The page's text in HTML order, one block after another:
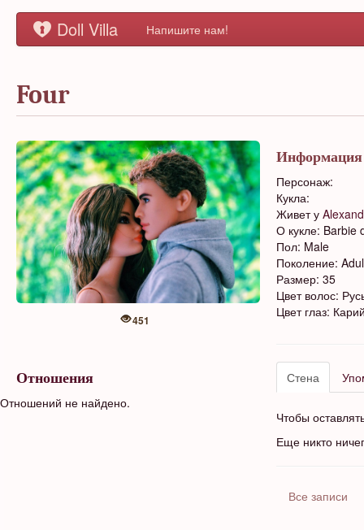
Doll Villa Напишите нам!
Four
451
Информация
Персонаж:
Кукла:
Живет у
О кукле: Barbie
Пол: Male
Поколение:
Размер: 35
Цвет волос:
Цвет глаз:
Отношения
Отношений не найдено.
Стена
Чтобы
Еще никто
Все записи